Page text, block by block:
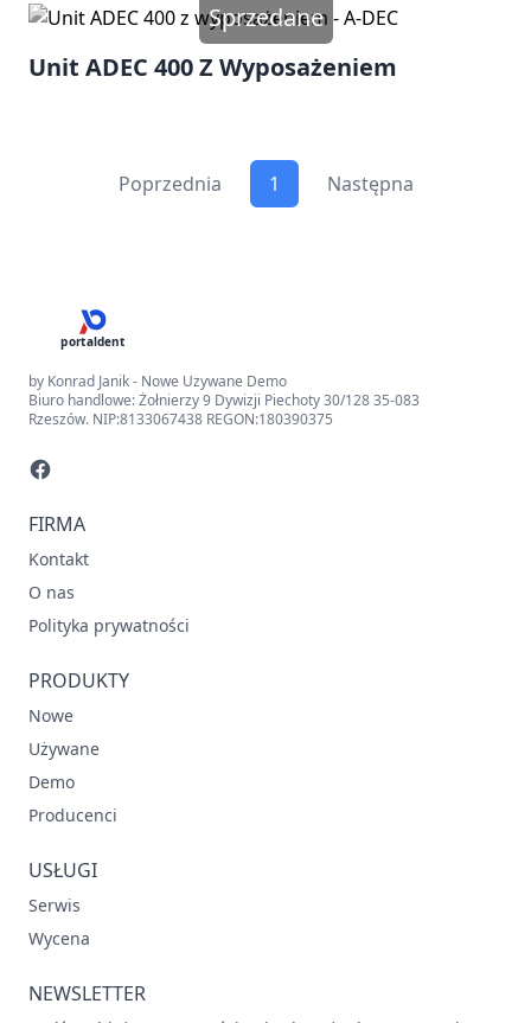
Sprzedane
Unit ADEC 400 Z Wyposażeniem
Poprzednia 1 Następna
portaldent
by Konrad Janik - Nowe Uzywane Demo
Biuro handlowe: Żołnierzy 9 Dywizji Piechoty 30/128 35-083
Rzeszów. NIP:8133067438 REGON:180390375
FIRMA
Kontakt
O nas
Polityka prywatności
PRODUKTY
Nowe
Używane
Demo
Producenci
USŁUGI
Serwis
Wycena
NEWSLETTER